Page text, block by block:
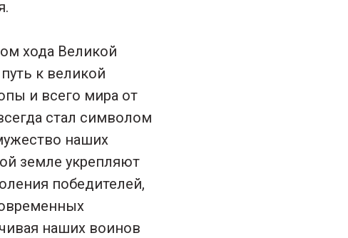
хода Великой
к великой
и всего мира от
стал символом
наших
земле укрепляют
победителей,
наших воинов